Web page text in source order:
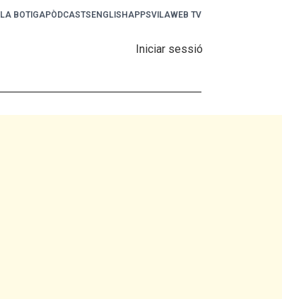
LA BOTIGAPÒDCASTS ENGLISHAPPSVILAWEB TV
Iniciar sessió